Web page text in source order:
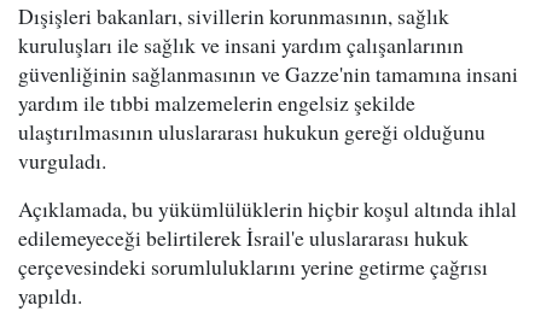
Dışişleri bakanları, sivillerin korunmasının, sağlık
kuruluşları ile sağlık ve insani yardım çalışanlarının
güvenliğinin sağlanmasının ve Gazze'nin tamamına insani
yardım ile tıbbi malzemelerin engelsiz şekilde
ulaştırılmasının uluslararası hukukun gereği olduğunu
vurguladı.
Açıklamada, bu yükümlülüklerin hiçbir koşul altında ihlal
edilemeyeceği belirtilerek İsrail'e uluslararası hukuk
çerçevesindeki sorumluluklarını yerine getirme çağrısı
yapıldı.